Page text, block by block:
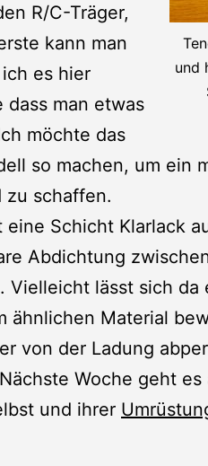
und
R/C-Träger,
kann man
es hier
man etwas
möchte das
so machen, um ein
zu schaffen.
Schicht Klarlack
Abdichtung
Vielleicht lässt sich da
ähnlichen Material
von der Ladung
Woche geht es
und ihrer